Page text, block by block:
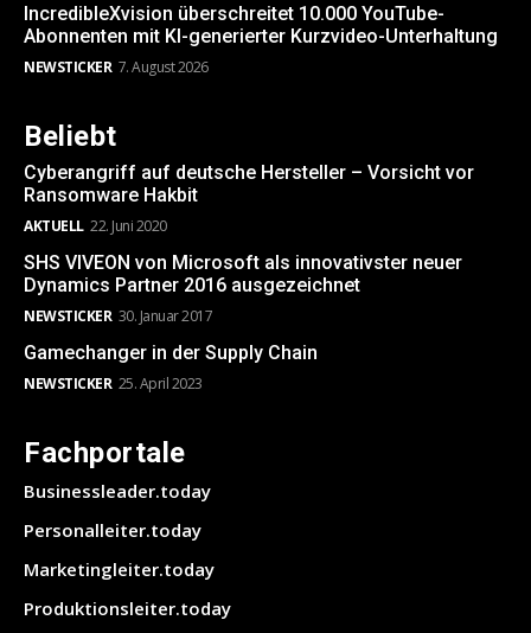
IncredibleXvision überschreitet 10.000 YouTube-
Abonnenten mit KI-generierter Kurzvideo-Unterhaltung
NEWSTICKER 7. August 2026
Beliebt
Cyberangriff auf deutsche Hersteller – Vorsicht vor
Ransomware Hakbit
AKTUELL 22. Juni 2020
SHS VIVEON von Microsoft als innovativster neuer
Dynamics Partner 2016 ausgezeichnet
NEWSTICKER 30. Januar 2017
Gamechanger in der Supply Chain
NEWSTICKER 25. April 2023
Fachportale
Businessleader.today
Personalleiter.today
Marketingleiter.today
Produktionsleiter.today